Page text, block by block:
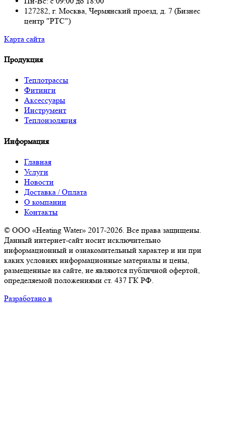
127282, г. Москва, Чермянский проезд, д. 7 (Бизнес
центр "РТС")
Карта сайта
Продукция
Теплотрассы
Фитинги
Аксессуары
Инструмент
Теплоизоляция
Информация
Главная
Услуги
Новости
Доставка / Оплата
О компании
Контакты
© ООО «Heating Water» 2017-2026. Все права защищены.
Данный интернет-сайт носит исключительно
информационный и ознакомительный характер и ни при
каких условиях информационные материалы и цены,
размещенные на сайте, не являются публичной офертой,
определяемой положениями ст. 437 ГК РФ.
Разработано в